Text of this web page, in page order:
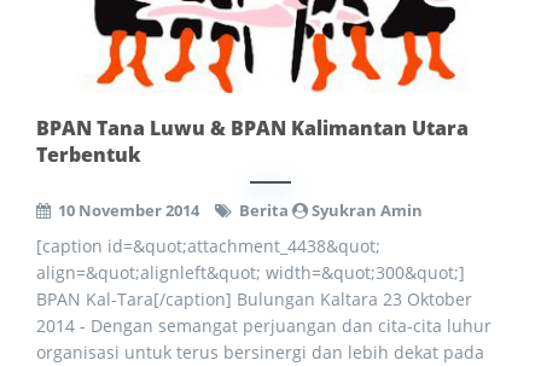
BPAN Tana Luwu & BPAN Kalimantan Utara
Terbentuk
10 November 2014 Berita Syukran Amin
[caption id=&quot;attachment_4438&quot;
align=&quot;alignleft&quot; width=&quot;300&quot;]
BPAN Kal-Tara[/caption] Bulungan Kaltara 23 Oktober
2014 - Dengan semangat perjuangan dan cita-cita luhur
organisasi untuk terus bersinergi dan lebih dekat pada